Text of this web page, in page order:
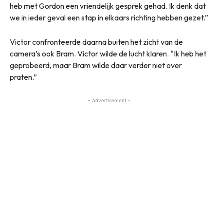
heb met Gordon een vriendelijk gesprek gehad. Ik denk dat
we in ieder geval een stap in elkaars richting hebben gezet.”
Victor confronteerde daarna buiten het zicht van de
camera’s ook Bram. Victor wilde de lucht klaren. “Ik heb het
geprobeerd, maar Bram wilde daar verder niet over
praten.”
- Advertisement -